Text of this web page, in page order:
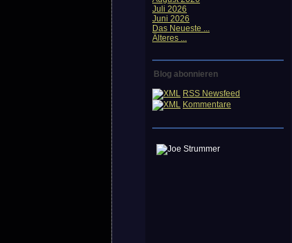
Juli 2026
Juni 2026
Das Neueste ...
Älteres ...
Blog abonnieren
RSS Newsfeed
Kommentare